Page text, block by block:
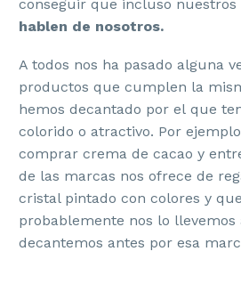
conseguir que incluso nuestros
hablen de nosotros.
A todos nos ha pasado alguna
productos que cumplen la
hemos decantado por el que
colorido o atractivo. Por
comprar crema de cacao y
de las marcas nos ofrece de
cristal pintado con colores y
probablemente nos lo llevemos
decantemos antes por esa